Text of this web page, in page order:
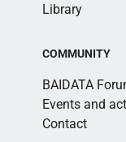
Library
COMMUNITY
BAIDATA
Events and
Contact